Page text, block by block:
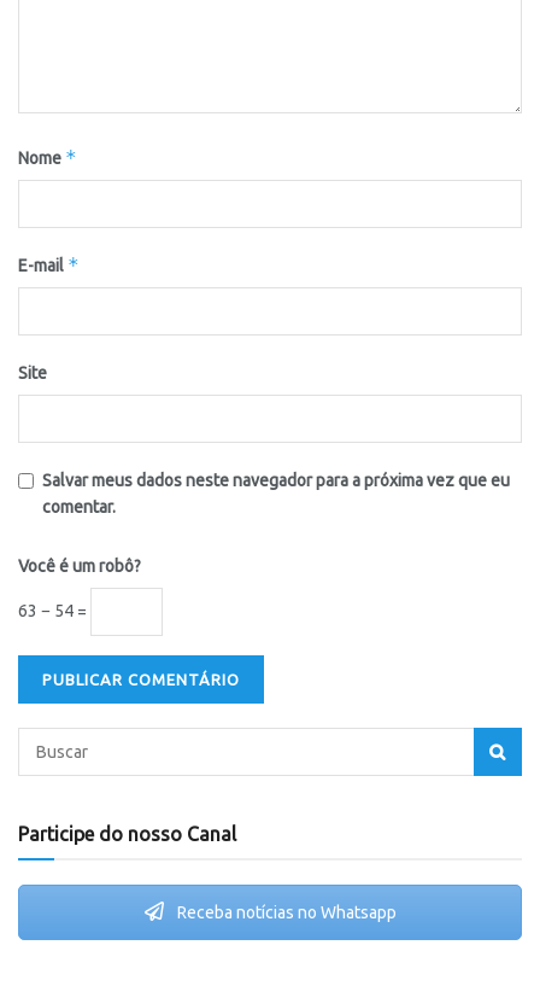
Nome *
E-mail *
Site
Salvar meus dados neste navegador para a próxima vez que eu
comentar.
Você é um robô?
63 − 54 =
Participe do nosso Canal
Receba notícias no Whatsapp